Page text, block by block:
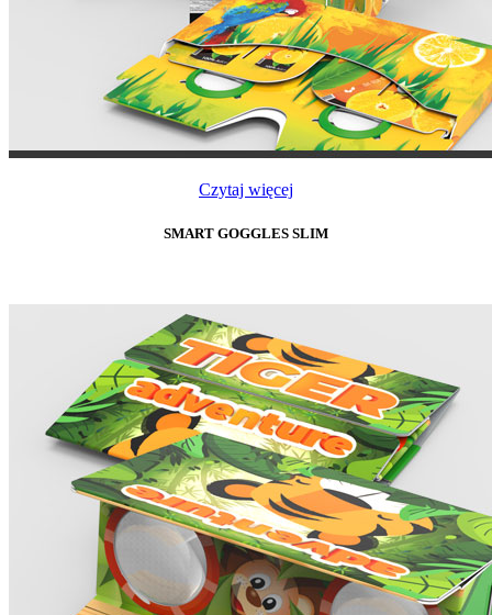
Czytaj więcej
SMART GOGGLES SLIM